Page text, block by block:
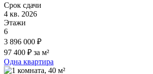
Срок сдачи
4 кв. 2026
Этажи
6
3 896 000 ₽
97 400 ₽ за м²
Одна квартира